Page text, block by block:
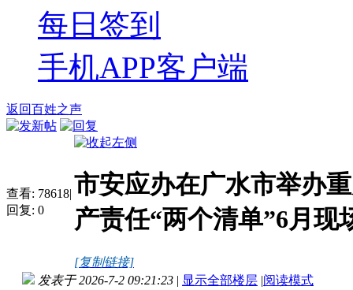
每日签到
手机APP客户端
返回百姓之声
查看: 78618|
回复: 0
市安应办在广水市举办
产责任“两个清单”6月现
[复制链接]
发表于 2026-7-2 09:21:23 | 显示全部楼层 |阅读模式